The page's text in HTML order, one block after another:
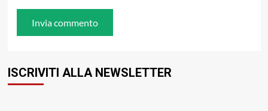
ISCRIVITI ALLA NEWSLETTER